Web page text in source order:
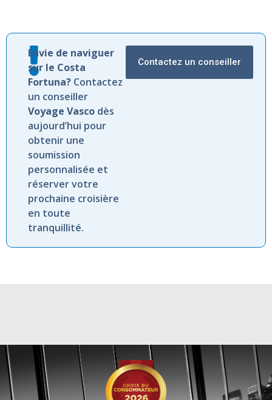
Envie de naviguer
sur le Costa
Fortuna? Contactez
un conseiller
Voyage Vasco dès
aujourd’hui pour
obtenir une
soumission
personnalisée et
réserver votre
prochaine croisière
en toute
tranquillité.
Contactez un conseiller